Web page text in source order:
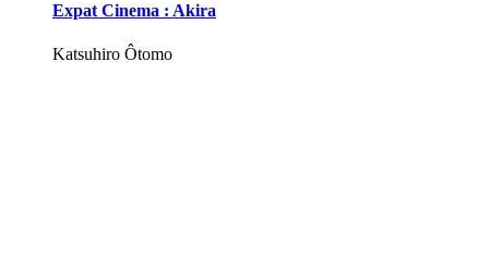
Expat Cinema : Akira
Katsuhiro Ôtomo